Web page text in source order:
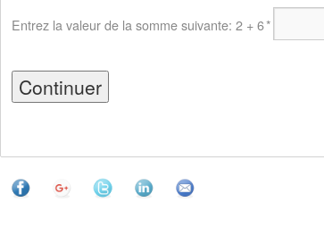
Entrez la valeur de la somme suivante: 2 + 6*